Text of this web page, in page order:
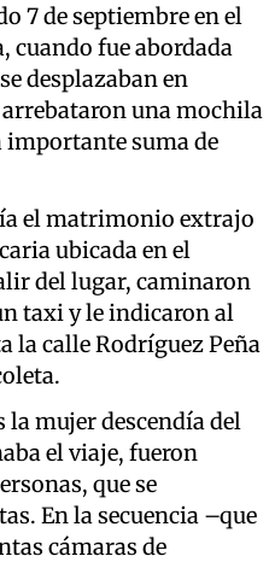
7 de septiembre en el
cuando fue abordada
desplazaban en
una mochila
suma de
el matrimonio extrajo
ubicada en el
del lugar, caminaron
taxi y le indicaron al
la calle Rodríguez Peña
mujer descendía del
el viaje, fueron
que se
En la secuencia –que
cámaras de